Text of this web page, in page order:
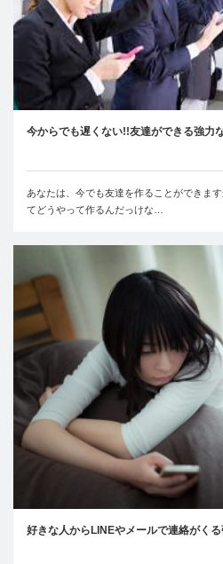
今からでも遅くない!!友達ができる強力
あなたは、今でも友達を作ることができま
てどうやって作るんだっけな…
好きな人からLINEやメールで連絡がく